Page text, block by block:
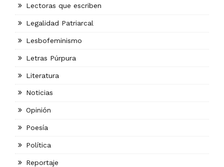
Lectoras que escriben
Legalidad Patriarcal
Lesbofeminismo
Letras Púrpura
Literatura
Noticias
Opinión
Poesía
Política
Reportaje